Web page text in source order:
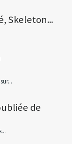
Skeleton...
de